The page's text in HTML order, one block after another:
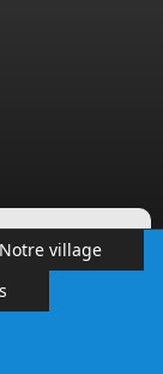
Notre village